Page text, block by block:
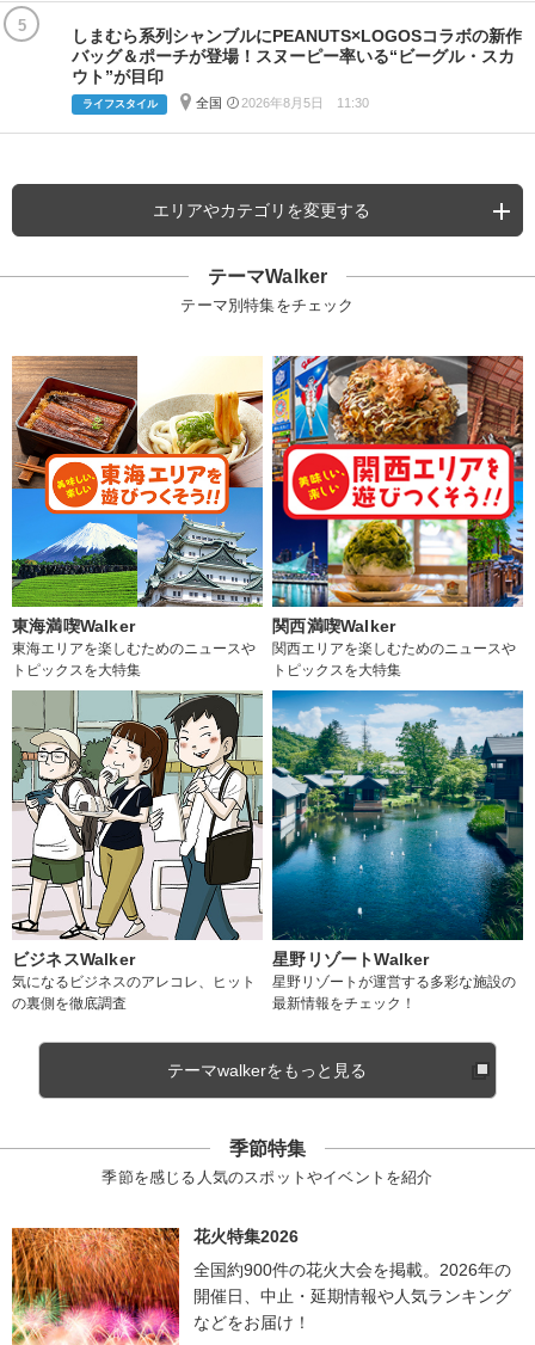
5
しまむら系列シャンブルにPEANUTS×LOGOSコラボの新作
バッグ＆ポーチが登場！スヌーピー率いる“ビーグル・スカ
ウト”が目印
ライフスタイル 全国 2026年8月5日 11:30
エリアやカテゴリを変更する
テーマWalker
テーマ別特集をチェック
東海満喫Walker
東海エリアを楽しむためのニュースや
トピックスを大特集
関西満喫Walker
関西エリアを楽しむためのニュースや
トピックスを大特集
ビジネスWalker
気になるビジネスのアレコレ、ヒット
の裏側を徹底調査
星野リゾートWalker
星野リゾートが運営する多彩な施設の
最新情報をチェック！
テーマwalkerをもっと見る
季節特集
季節を感じる人気のスポットやイベントを紹介
花火特集2026
全国約900件の花火大会を掲載。2026年の
開催日、中止・延期情報や人気ランキング
などをお届け！